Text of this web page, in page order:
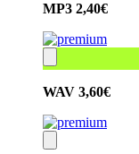
MP3 2,40€
WAV 3,60€